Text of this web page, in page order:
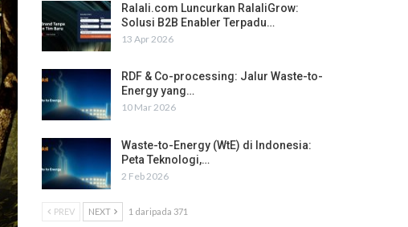
Ralali.com Luncurkan RalaliGrow:
Solusi B2B Enabler Terpadu…
13 Apr 2026
RDF & Co-processing: Jalur Waste-to-
Energy yang…
10 Mar 2026
Waste-to-Energy (WtE) di Indonesia:
Peta Teknologi,…
2 Feb 2026
PREV NEXT 1 daripada 371